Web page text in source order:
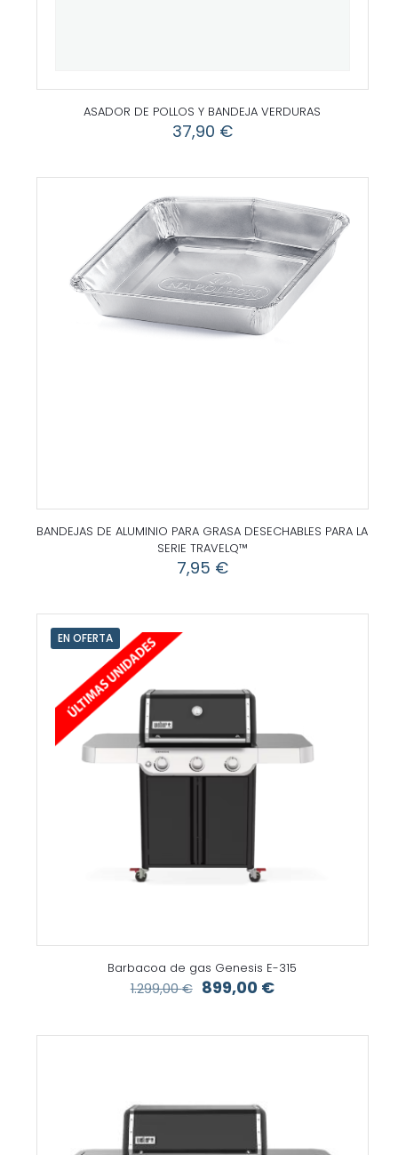
ASADOR DE POLLOS Y BANDEJA VERDURAS
37,90 €
BANDEJAS DE ALUMINIO PARA GRASA DESECHABLES PARA LA
SERIE TRAVELQ™
7,95 €
EN OFERTA
Barbacoa de gas Genesis E-315
1.299,00€ El
era:
899,00 €El
es: